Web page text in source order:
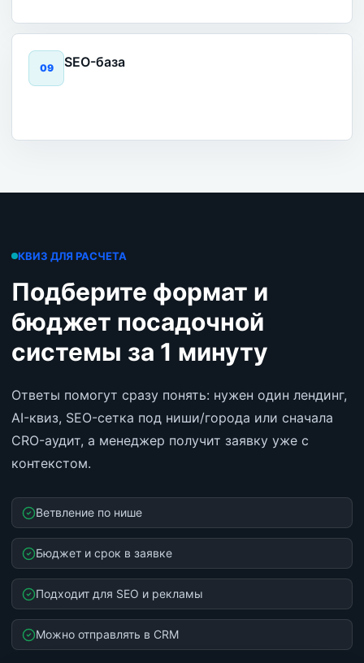
09 SEO-база
КВИЗ ДЛЯ РАСЧЕТА
Подберите формат и
бюджет посадочной
системы за 1 минуту
Ответы помогут сразу понять: нужен один лендинг,
AI-квиз, SEO-сетка под ниши/города или сначала
CRO-аудит, а менеджер получит заявку уже с
контекстом.
Ветвление по нише
Бюджет и срок в заявке
Подходит для SEO и рекламы
Можно отправлять в CRM